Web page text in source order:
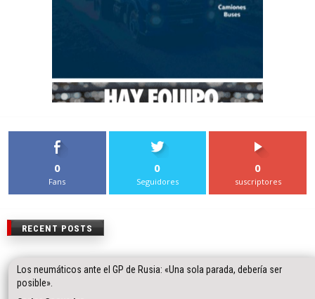
0
Fans
0
Seguidores
0
suscriptores
RECENT POSTS
Los neumáticos ante el GP de Rusia: «Una sola parada, debería ser
posible».